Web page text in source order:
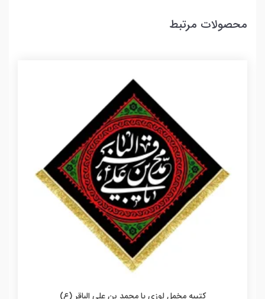
محصولات مرتبط
کتیبه مخمل لوزی یا محمد بن علی الباقر (ع)